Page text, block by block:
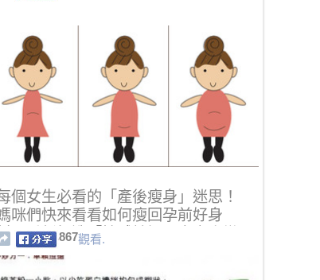
個女生必看的「產後瘦身」迷思！
咪們快來看看如何瘦回孕前好身
，重新打造「性感辣媽」窈窕小蠻
～
867觀看.